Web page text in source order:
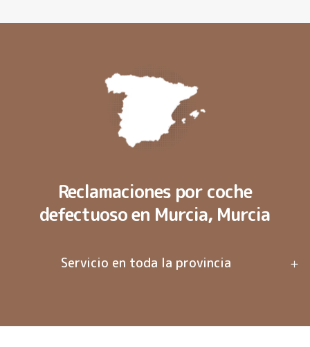
Reclamaciones por coche
defectuoso en Murcia, Murcia
Servicio en toda la provincia